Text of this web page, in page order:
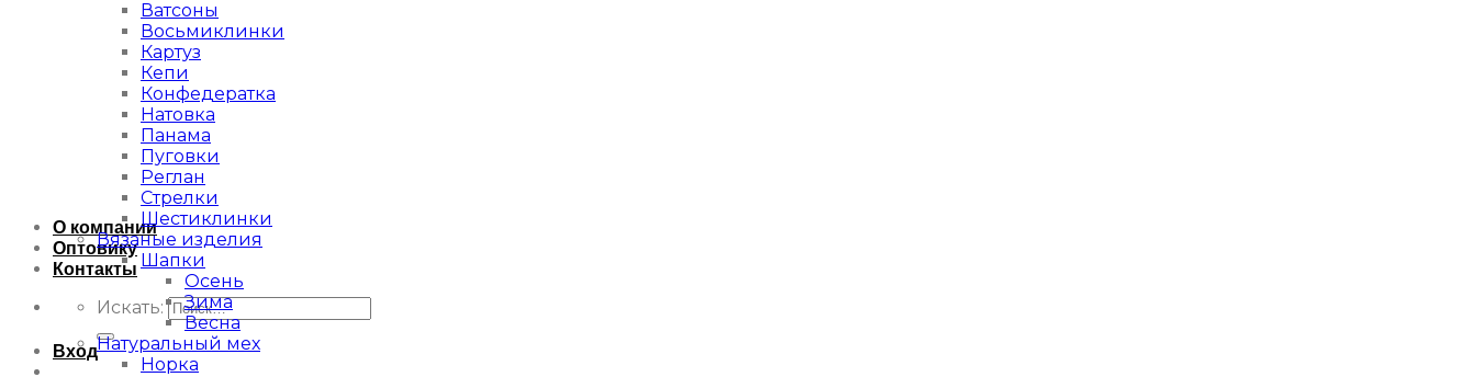
О компании
Оптовику
Контакты
Искать:
Вход
Ватсоны
Восьмиклинки
Картуз
Кепи
Конфедератка
Натовка
Панама
Пуговки
Реглан
Стрелки
Шестиклинки
Вязаные изделия
Шапки
Осень
Зима
Весна
Натуральный мех
Норка